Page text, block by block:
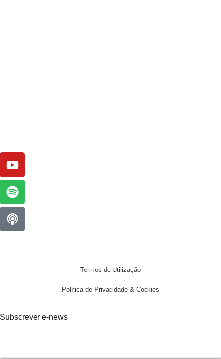
Termos de Utilização
Política de Privacidade & Cookies
Subscrever e-news